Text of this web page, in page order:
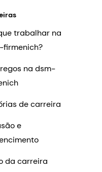
trabalhar na
firmenich?
na dsm-
de carreira
e
da carreira